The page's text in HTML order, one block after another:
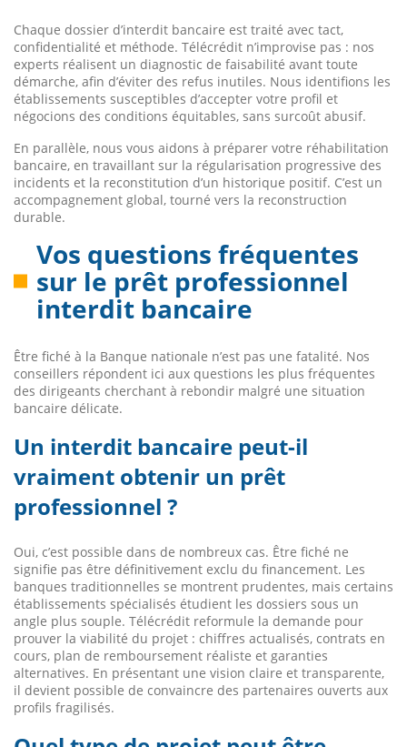
Chaque dossier d’interdit bancaire est traité avec tact,
confidentialité et méthode. Télécrédit n’improvise pas : nos
experts réalisent un diagnostic de faisabilité avant toute
démarche, afin d’éviter des refus inutiles. Nous identifions les
établissements susceptibles d’accepter votre profil et
négocions des conditions équitables, sans surcoût abusif.
En parallèle, nous vous aidons à préparer votre réhabilitation
bancaire, en travaillant sur la régularisation progressive des
incidents et la reconstitution d’un historique positif. C’est un
accompagnement global, tourné vers la reconstruction
durable.
Vos questions fréquentes
sur le prêt professionnel
interdit bancaire
Être fiché à la Banque nationale n’est pas une fatalité. Nos
conseillers répondent ici aux questions les plus fréquentes
des dirigeants cherchant à rebondir malgré une situation
bancaire délicate.
Un interdit bancaire peut-il
vraiment obtenir un prêt
professionnel ?
Oui, c’est possible dans de nombreux cas. Être fiché ne
signifie pas être définitivement exclu du financement. Les
banques traditionnelles se montrent prudentes, mais certains
établissements spécialisés étudient les dossiers sous un
angle plus souple. Télécrédit reformule la demande pour
prouver la viabilité du projet : chiffres actualisés, contrats en
cours, plan de remboursement réaliste et garanties
alternatives. En présentant une vision claire et transparente,
il devient possible de convaincre des partenaires ouverts aux
profils fragilisés.